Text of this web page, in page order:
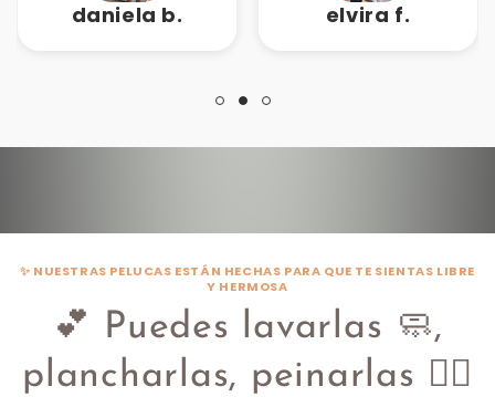
daniela b. elvira f.
✨ NUESTRAS PELUCAS ESTÁN HECHAS PARA QUE TE SIENTAS LIBRE
Y HERMOSA
💕 Puedes lavarlas 🧼,
plancharlas, peinarlas 💇‍♀️